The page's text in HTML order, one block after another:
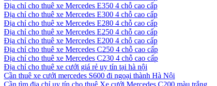
Địa chỉ cho thuê xe Mercedes E350 4 chỗ cao cấp
Địa chỉ cho thuê xe Mercedes E300 4 chỗ cao cấp
Địa chỉ cho thuê xe Mercedes E280 4 chỗ cao cấp
Địa chỉ cho thuê xe Mercedes E250 4 chỗ cao cấp
Địa chỉ cho thuê xe Mercedes E200 4 chỗ cao cấp
Địa chỉ cho thuê xe Mercedes C250 4 chỗ cao cấp
Địa chỉ cho thuê xe Mercedes C230 4 chỗ cao cấp
Địa chỉ cho thuê xe cưới giá rẻ uy tín tại hà nội
Cần thuê xe cưới mercedes S600 đi ngoại thành Hà Nội